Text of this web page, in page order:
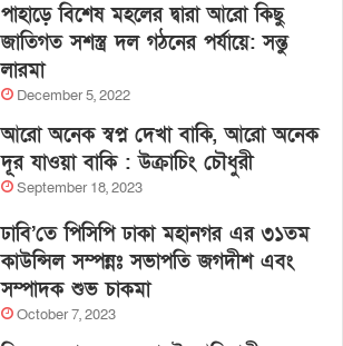
পাহাড়ে বিশেষ মহলের দ্বারা আরো কিছু
জাতিগত সশস্ত্র দল গঠনের পর্যায়ে: সন্তু
লারমা
December 5, 2022
আরো অনেক স্বপ্ন দেখা বাকি, আরো অনেক
দূর যাওয়া বাকি : উক্রাচিং চৌধুরী
September 18, 2023
ঢাবি’তে পিসিপি ঢাকা মহানগর এর ৩১তম
কাউন্সিল সম্পন্নঃ সভাপতি জগদীশ এবং
সম্পাদক শুভ চাকমা
October 7, 2023